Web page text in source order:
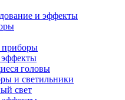
и эффекты
приборы
головы
и светильники
свет